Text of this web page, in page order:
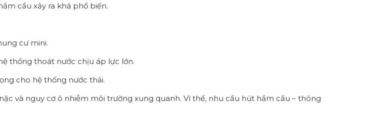
cầu xảy ra khá phổ biến.
cư mini.
thống thoát nước chịu áp lực lớn.
cho hệ thống nước thải.
và nguy cơ ô nhiễm môi trường xung quanh. Vì thế, nhu cầu hút hầm cầu – thông